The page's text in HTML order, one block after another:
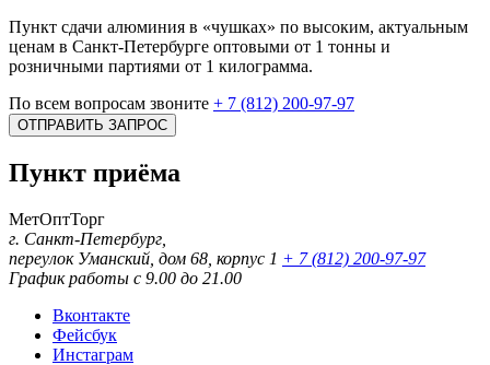
Пункт сдачи алюминия в «чушках» по высоким, актуальным
ценам в Санкт-Петербурге оптовыми от 1 тонны и
розничными партиями от 1 килограмма.
По всем вопросам звоните + 7 (812) 200-97-97
ОТПРАВИТЬ ЗАПРОС
Пункт приёма
МетОптТорг
г. Санкт-Петербург,
переулок Уманский, дом 68, корпус 1 + 7 (812) 200-97-97
График работы с 9.00 до 21.00
Вконтакте
Фейсбук
Инстаграм